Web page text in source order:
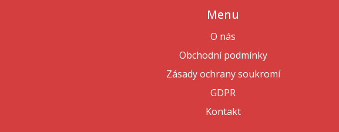
Menu
O nás
Obchodní podmínky
Zásady ochrany soukromí
GDPR
Kontakt